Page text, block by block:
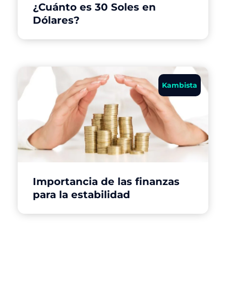
¿Cuánto es 30 Soles en
Dólares?
Kambista
Importancia de las finanzas
para la estabilidad